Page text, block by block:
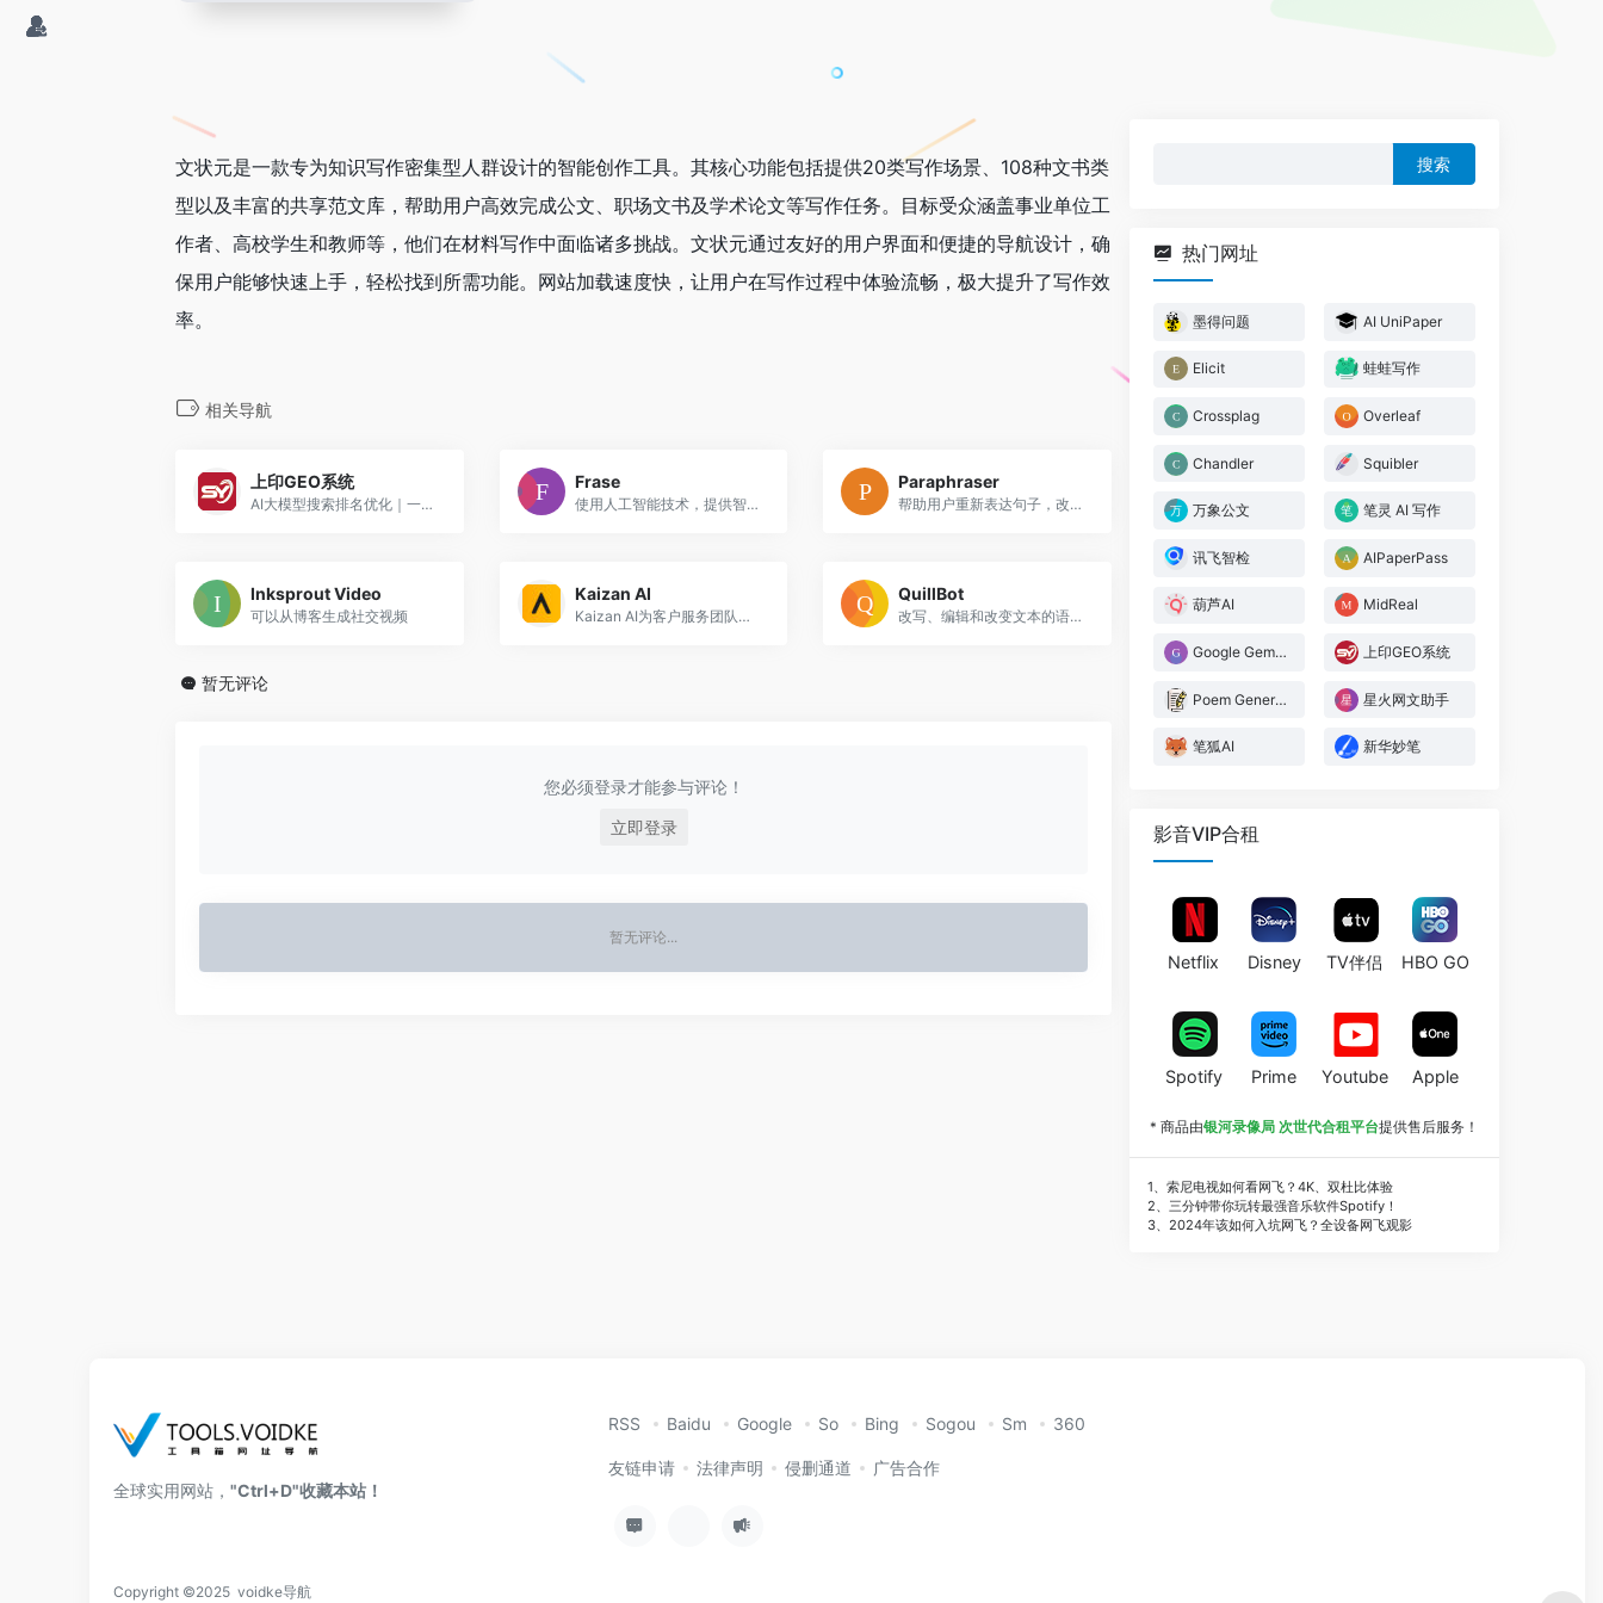
文状元是一款专为知识写作密集型人群设计的智能创作工具。其核心功能包括提供20类写作场景、108种文书类
型以及丰富的共享范文库，帮助用户高效完成公文、职场文书及学术论文等写作任务。目标受众涵盖事业单位工
作者、高校学生和教师等，他们在材料写作中面临诸多挑战。文状元通过友好的用户界面和便捷的导航设计，确
保用户能够快速上手，轻松找到所需功能。网站加载速度快，让用户在写作过程中体验流畅，极大提升了写作效
率。
相关导航
上印GEO系统
AI大模型搜索排名优化｜一站式GEO智能营销平台
Frase
使用人工智能技术，提供智能化的SEO优化建议
Paraphraser
帮助用户重新表达句子，改写段落，重写文章，检查语法并消除抄袭
Inksprout Video
可以从博客生成社交视频
Kaizan AI
Kaizan AI为客户服务团队提供智能助手
QuillBot
改写、编辑和改变文本的语气，提高清晰度和理解力
暂无评论
您必须登录才能参与评论！
立即登录
暂无评论...
热门网址
墨得问题 AI UniPaper
Elicit 蛙蛙写作
Crossplag Overleaf
Chandler Squibler
万象公文 笔灵 AI 写作
讯飞智检 AIPaperPass
葫芦AI MidReal
Google Gemini 上印GEO系统
Poem Generator 星火网文助手
笔狐AI 新华妙笔
影音VIP合租
Netflix Disney TV伴侣 HBO GO
Spotify Prime Youtube Apple
* 商品由银河录像局 次世代合租平台提供售后服务！
1、索尼电视如何看网飞？4K、双杜比体验
2、三分钟带你玩转最强音乐软件Spotify！
3、2024年该如何入坑网飞？全设备网飞观影
全球实用网站， "Ctrl+D"收藏本站！
RSS Baidu Google So Bing Sogou Sm 360
友链申请 法律声明 侵删通道 广告合作
Copyright ©2025 voidke导航